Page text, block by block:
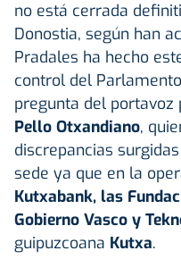
no está cerrada
Donostia, según han
Pradales ha hecho
control del
pregunta del
Pello Otxandiano,
discrepancias
sede ya que en la
Kutxabank, las
Gobierno Vasco y
guipuzcoana Kutxa.